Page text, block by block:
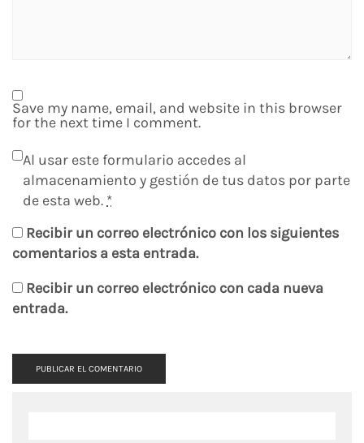
Save my name, email, and website in this browser
for the next time I comment.
Al usar este formulario accedes al
almacenamiento y gestión de tus datos por parte
de esta web. *
Recibir un correo electrónico con los siguientes
comentarios a esta entrada.
Recibir un correo electrónico con cada nueva
entrada.